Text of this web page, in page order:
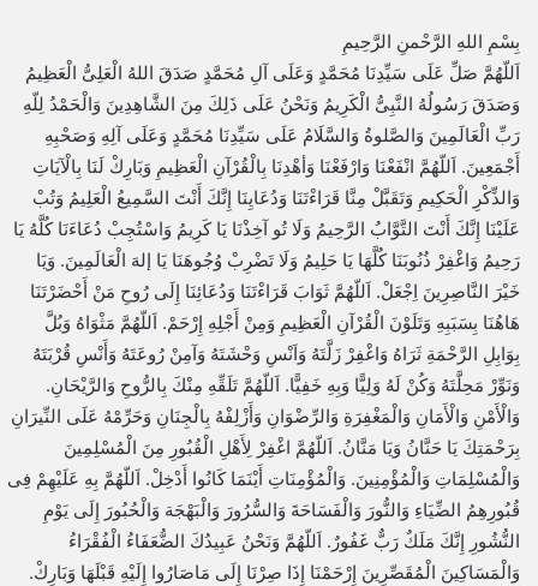
بِسْمِ اللهِ الرَّحْمنِ الرَّحِيمِ
اَللّهُمَّ صَلِّ عَلَى سَيِّدِنَا مُحَمَّدٍ وَعَلَى آلِ مُحَمَّدٍ صَدَقَ اللهُ الْعَلِىُّ الْعَظِيمُ
وَصَدَقَ رَسُولُهُ النَّبِىُّ الْكَرِيمُ وَنَحْنُ عَلَى ذَلِكَ مِنَ الشَّاهِدِينَ وَالْحَمْدُ لِلّهِ
رَبِّ الْعَالَمِينَ وَالصَّلوةُ وَالسَّلَامُ عَلَى سَيِّدِنَا مُحَمَّدٍ وَعَلَى آلِهِ وَصَحْبِهِ
أَجْمَعِينَ. اَللّهُمَّ انْفَعْنَا وَارْفَعْنَا وَأهْدِنَا بِالْقُرْآنِ الْعَظِيمِ وَبَارِكْ لَنَا بِالْآيَاتِ
وَالذِّكْرِ الْحَكِيمِ وَتَقَبَّلْ مِنَّا قَرَاءْتَنَا وَدُعَايِنَا إِنَّكَ أَنْتَ السَّمِيعُ الْعَلِيمُ وَتُبْ
عَلَيْنَا إِنَّكَ أَنْتَ التَّوَّابُ الرَّحِيمُ وَلَا تُو آخِذْنَا يَا كَرِيمُ وَاسْتُجِبْ دُعَاءَنَا كُلَّهُ يَا
رَحِيمُ وَاغْفِرْ ذُنُوبَنَا كُلَّهَا يَا حَلِيمُ وَلَا تَضْرِبْ وُجُوهَنَا يَا إلهَ الْعَالَمِينَ. وَيَا
خَيْرَ النَّاصِرِينَ اِجْعَلْ. اَللّهُمَّ ثَوَابَ قَرَاءْتَنَا وَدُعَائِنَا إِلَى رُوحِ مَنْ أَحْضَرْتَنَا
هَاهُنَا بِسَبَبِهِ وَتَلَوْنَ الْقُرْآنِ الْعَظِيمِ وَمِنْ أَجْلِهِ إِرْحَمْ. اَللّهُمَّ مَثْوَاهُ وَبُلَّ
بِوَابِلِ الرَّحْمَةِ ثَرَاهُ وَاغْفِرْ زَلَّتَهُ وَاَنْسِ وَحْشَتَهُ وَآمِنْ رُوعَتَهُ وَأَنْسِ قُرْبَتَهُ
وَنَوِّرْ مَحِلَّتَهُ وَكُنْ لَهُ وَلِيًّا وَبِهِ خَفِيًّا. اَللّهُمَّ تَلَقِّهِ مِنْكَ بِالرُّوحِ وَالرَّيْحَانِ.
وَالْأَمْنِ وَالْأَمَانِ وَالْمَغْفِرَةِ وَالرِّضْوَانِ وَأَزْلِفْهُ بِالْجِنَانِ وَحَرِّمْهُ عَلَى النِّيرَانِ
بِرَحْمَتِكَ يَا حَنَّانُ وَيَا مَنَّانُ. اَللّهُمَّ اغْفِرْ لِأَهْلِ الْقُبُورِ مِنَ الْمُسْلِمِينَ
وَالْمُسْلِمَاتِ وَالْمُؤْمِنِينَ. وَالْمُؤْمِنَاتِ أَيْنَمَا كَانُوا أَدْخِلْ. اَللّهُمَّ بِهِ عَلَيْهِمْ فِى
قُبُورِهِمُ الضِّيَاءِ وَالنُّورَ وَالْفَسَاحَةَ وَالسُّرُورَ وَالْبَهْجَة وَالْحُبُورَ إِلَى يَوْمِ
النُّشُورِ إِنَّكَ مَلَكٌ رَبٌّ غَفُورٌ. اَللّهُمَّ وَنَحْنُ عَبِيدُكَ الضُّعَفَاءُ الْفُقْرَاءُ
وَالْمَسَاكِينَ الْمُقَصِّرِينَ إِرْحَمْنَا إِذَا صِرْنَا إِلَى مَاصَارُوا إِلَيْهِ قَبْلَهَا وَبَارِكْ.